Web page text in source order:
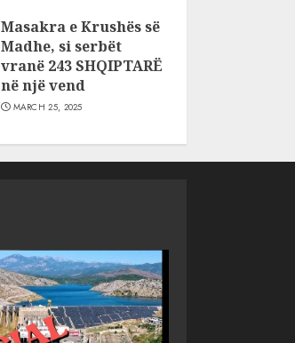
Masakra e Krushës së
Madhe, si serbët
vranë 243 SHQIPTARË
në një vend
MARCH 25, 2025